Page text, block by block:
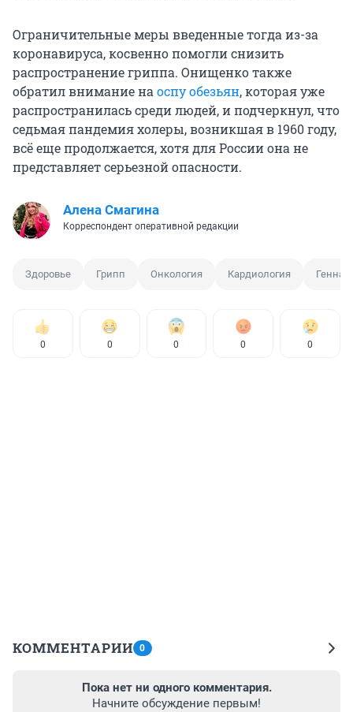
Ограничительные меры введенные тогда из-за
коронавируса, косвенно помогли снизить
распространение гриппа. Онищенко также
обратил внимание наоспу обезьян, которая уже
распространилась среди людей, и подчеркнул, что
седьмая пандемия холеры, возникшая в 1960 году,
всё еще продолжается, хотя для России она не
представляет серьезной опасности.
Алена Смагина
Корреспондент оперативной редакции
Здоровье Грипп Онкология Кардиология
0 0 0 0 0
КОММЕНТАРИИ 0
Пока нет ни одного комментария.
Начните обсуждение первым!